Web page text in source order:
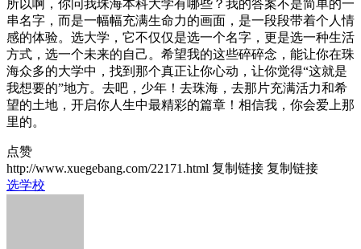
所以啊，你问我珠海本科大学有哪些？我的答案不是简单的一
串名字，而是一幅幅充满生命力的画面，是一段段带着个人情
感的体验。选大学，它不仅仅是选一个名字，更是选一种生活
方式，选一个未来的自己。希望我的这些碎碎念，能让你在珠
海众多的大学中，找到那个真正让你心动，让你觉得“这就是
我想要的”地方。去吧，少年！去珠海，去那片充满活力和希
望的土地，开启你人生中最精彩的篇章！相信我，你会爱上那
里的。
点赞
http://www.xuegebang.com/22171.html 复制链接 复制链接
选学校